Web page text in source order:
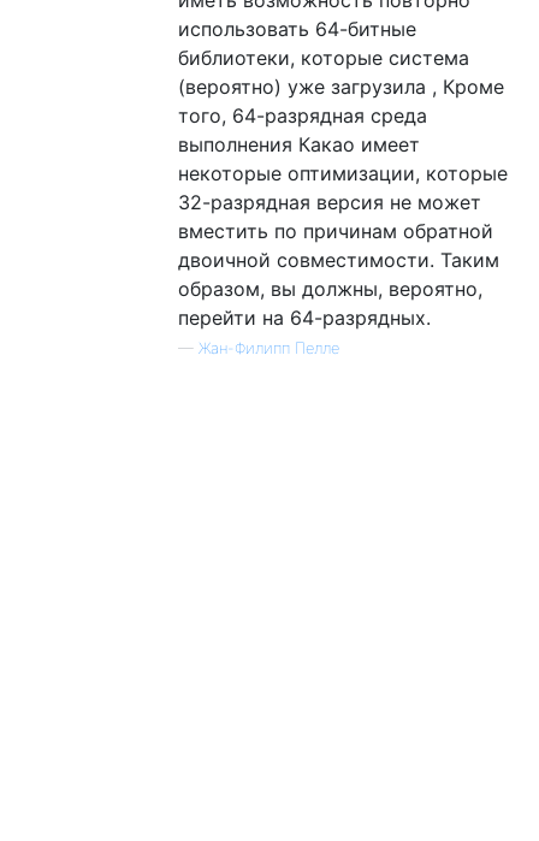
использовать 64-битные
библиотеки, которые система
(вероятно) уже загрузила , Кроме
того, 64-разрядная среда
выполнения Какао имеет
некоторые оптимизации, которые
32-разрядная версия не может
вместить по причинам обратной
двоичной совместимости. Таким
образом, вы должны, вероятно,
перейти на 64-разрядных.
— Жан-Филипп Пелле